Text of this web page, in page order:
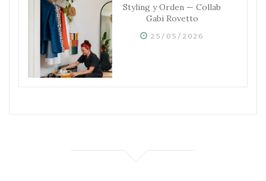
Styling y Orden — Collab
Gabi Rovetto
25/05/2026